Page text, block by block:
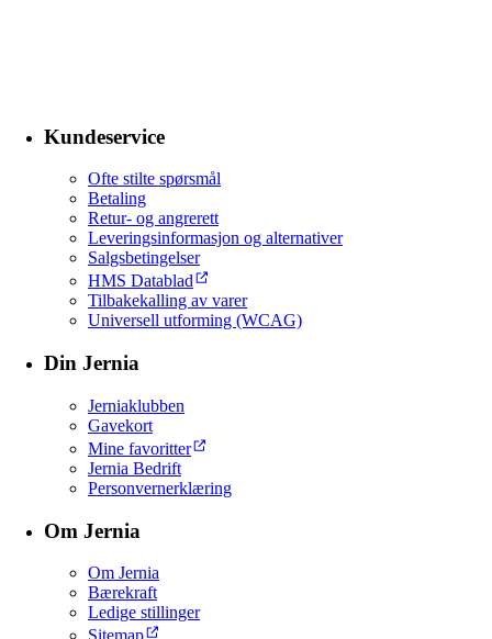
Kundeservice
Ofte stilte spørsmål
Betaling
Retur- og angrerett
Leveringsinformasjon og alternativer
Salgsbetingelser
HMS Datablad
Tilbakekalling av varer
Universell utforming (WCAG)
Din Jernia
Jerniaklubben
Gavekort
Mine favoritter
Jernia Bedrift
Personvernerklæring
Om Jernia
Om Jernia
Bærekraft
Ledige stillinger